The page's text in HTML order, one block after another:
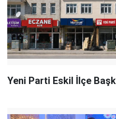
Yeni Parti Eskil İlçe